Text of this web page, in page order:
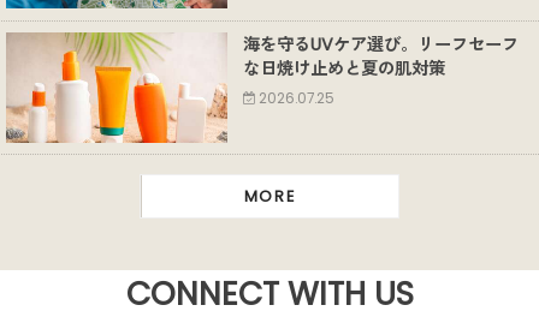
海を守るUVケア選び。リーフセーフ
な日焼け止めと夏の肌対策
2026.07.25
MORE
CONNECT WITH US